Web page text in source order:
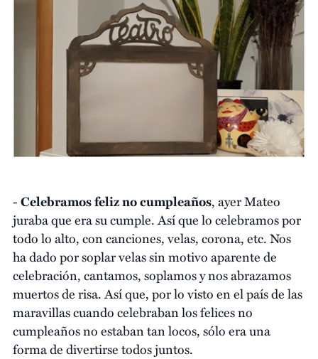
-Celebramos feliz no cumpleaños, ayer Mateo
juraba que era su cumple. Así que lo celebramos por
todo lo alto, con canciones, velas, corona, etc. Nos
ha dado por soplar velas sin motivo aparente de
celebración, cantamos, soplamos y nos abrazamos
muertos de risa. Así que, por lo visto en el país de las
maravillas cuando celebraban los felices no
cumpleaños no estaban tan locos, sólo era una
forma de divertirse todos juntos.